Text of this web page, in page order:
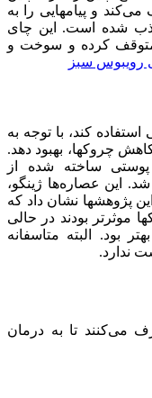
و پیامهایی را به
شده است. این چای
متوقف کرده و سوخت و
کند، با توجه به
چروکها، بهبود دهد.
ساخته شده از
این عصاره‌ها ژینگو،
پژوهشها نشان داد که
بودند در حالی
بود. البته متاسفانه
ندارد.
می‌کنند تا به درمان